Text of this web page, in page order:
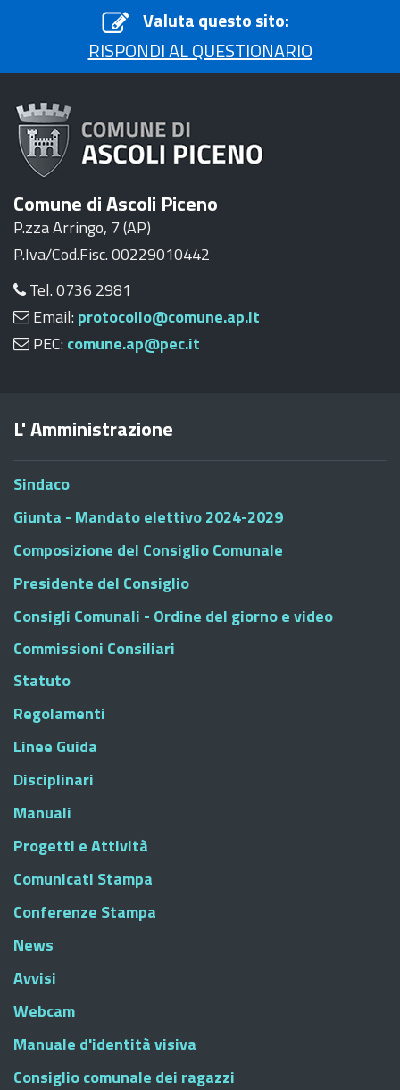
Valuta questo sito:
RISPONDI AL QUESTIONARIO
Comune di Ascoli Piceno
P.zza Arringo, 7 (AP)
P.Iva/Cod.Fisc. 00229010442
Tel. 0736 2981
Email: protocollo@comune.ap.it
PEC: comune.ap@pec.it
L' Amministrazione
Sindaco
Giunta - Mandato elettivo 2024-2029
Composizione del Consiglio Comunale
Presidente del Consiglio
Consigli Comunali - Ordine del giorno e video
Commissioni Consiliari
Statuto
Regolamenti
Linee Guida
Disciplinari
Manuali
Progetti e Attività
Comunicati Stampa
Conferenze Stampa
News
Avvisi
Webcam
Manuale d'identità visiva
Consiglio comunale dei ragazzi